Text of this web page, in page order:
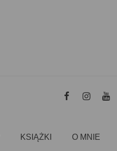
KSIĄŻKI O MNIE